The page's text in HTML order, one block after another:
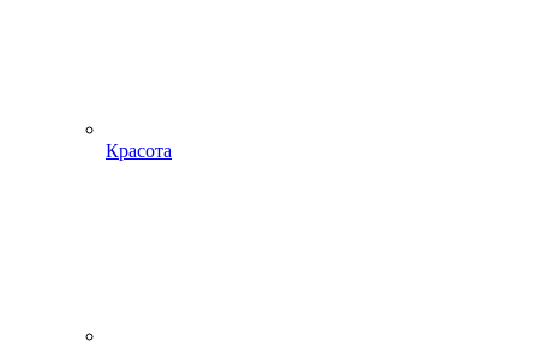
Красота